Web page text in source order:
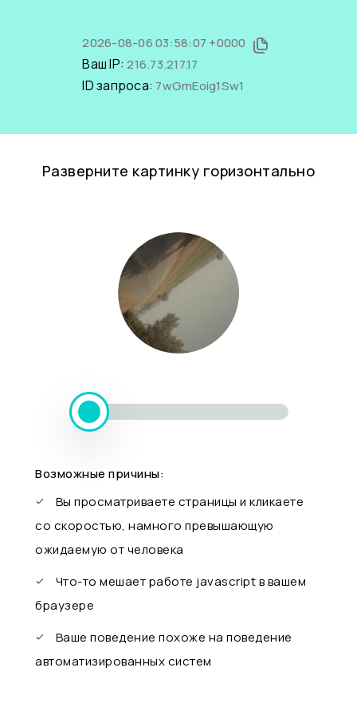
2026-08-06 03:58:07 +0000
Ваш IP:216.73.217.17
ID запроса: 7wGmEoig1Sw1
Разверните картинку горизонтально
Возможные причины:
Вы просматриваете страницы и кликаете
со скоростью, намного превышающую
ожидаемую от человека
Что-то мешает работе javascript в вашем
браузере
Ваше поведение похоже на поведение
автоматизированных систем